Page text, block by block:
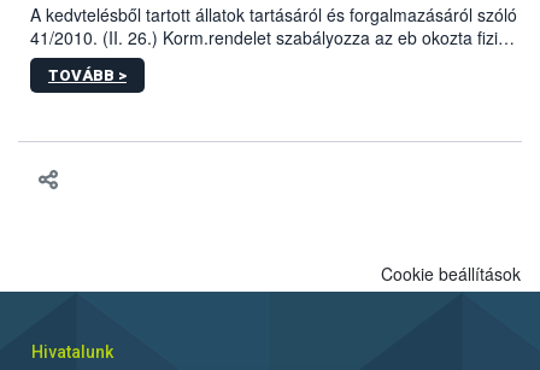
A kedvtelésből tartott állatok tartásáról és forgalmazásáról szóló
41/2010. (II. 26.) Korm.rendelet szabályozza az eb okozta fizikai
sérülés, illetve ennek veszélye keletkezésekor felmerülő
hatósági feladatokat, valamint a veszélyes eb tartását és annak
TOVÁBB >
Cookie beállítások
Hivatalunk